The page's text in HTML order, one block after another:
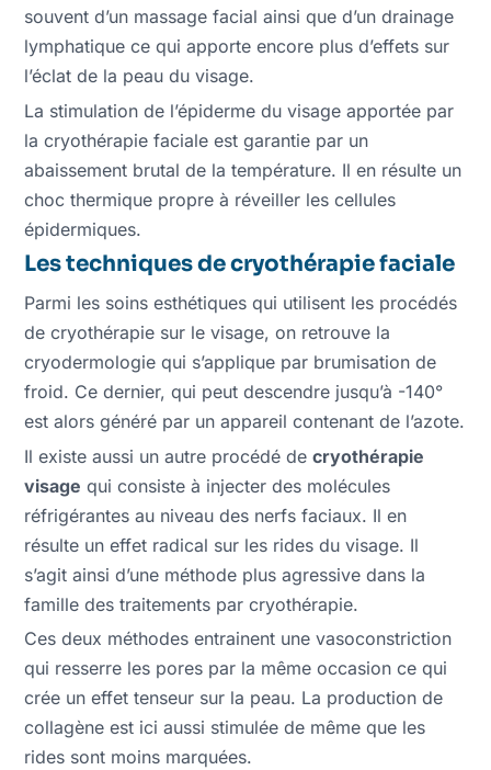
souvent d’un massage facial ainsi que d’un drainage
lymphatique ce qui apporte encore plus d’effets sur
l’éclat de la peau du visage.
La stimulation de l’épiderme du visage apportée par
la cryothérapie faciale est garantie par un
abaissement brutal de la température. Il en résulte un
choc thermique propre à réveiller les cellules
épidermiques.
Les techniques de cryothérapie faciale
Parmi les soins esthétiques qui utilisent les procédés
de cryothérapie sur le visage, on retrouve la
cryodermologie qui s’applique par brumisation de
froid. Ce dernier, qui peut descendre jusqu’à -140°
est alors généré par un appareil contenant de l’azote.
Il existe aussi un autre procédé decryothérapie
visage qui consiste à injecter des molécules
réfrigérantes au niveau des nerfs faciaux. Il en
résulte un effet radical sur les rides du visage. Il
s’agit ainsi d’une méthode plus agressive dans la
famille des traitements par cryothérapie.
Ces deux méthodes entrainent une vasoconstriction
qui resserre les pores par la même occasion ce qui
crée un effet tenseur sur la peau. La production de
collagène est ici aussi stimulée de même que les
rides sont moins marquées.